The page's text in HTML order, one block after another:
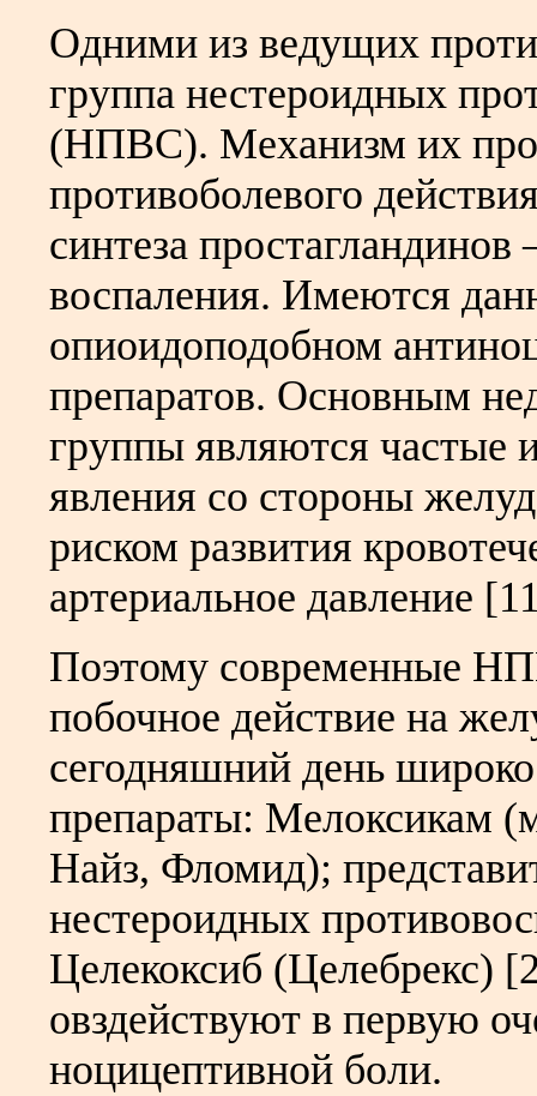
Одними из ведущих
группа нестероидных
(НПВС). Механизм их
противоболевого
синтеза
воспаления. Имеются
опиоидоподобном
препаратов. Основным
группы являются частые
явления со стороны
риском развития
артериальное давление
Поэтому современные
побочное действие на
сегодняшний день
препараты: Мелоксикам
Найз, Фломид);
нестероидных
Целекоксиб (Целебрекс)
овздействуют в первую
ноцицептивной боли.